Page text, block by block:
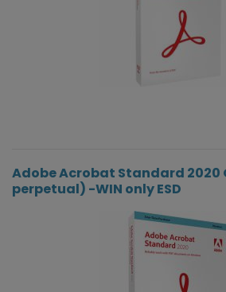
Adobe Acrobat Standard 2020
perpetual) -WIN only ESD